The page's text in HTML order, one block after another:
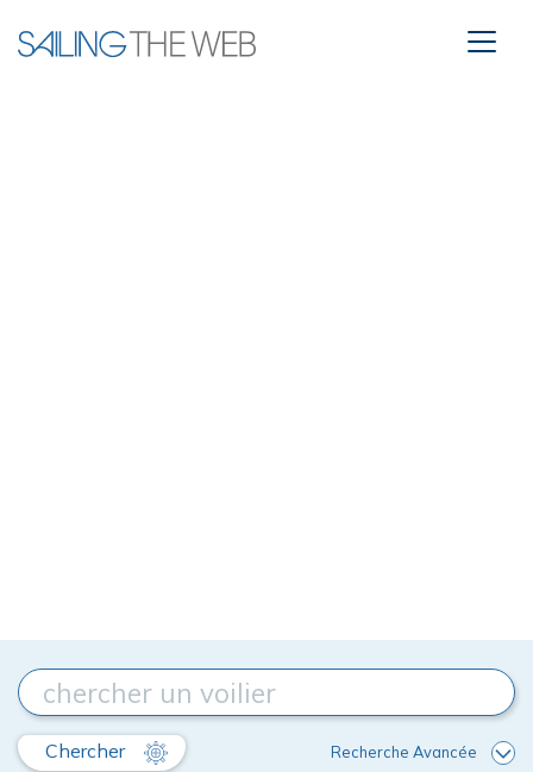
Chercher Recherche Avancée